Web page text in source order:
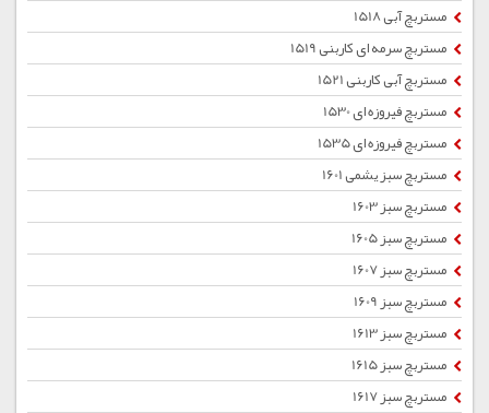
مستربچ آبی 1518
مستربچ سرمه ای کاربنی 1519
مستربچ آبی کاربنی 1521
مستربچ فیروزه ای 1530
مستربچ فیروزه ای 1535
مستربچ سبز یشمی 1601
مستربچ سبز 1603
مستربچ سبز 1605
مستربچ سبز 1607
مستربچ سبز 1609
مستربچ سبز 1613
مستربچ سبز 1615
مستربچ سبز 1617